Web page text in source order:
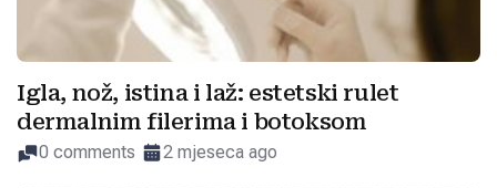
Igla, nož, istina i laž: estetski rulet
dermalnim filerima i botoksom
0 comments 2 mjeseca ago